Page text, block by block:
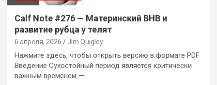
Calf Note #276 — Материнский BHB и
развитие рубца у телят
6 апреля, 2026 Jim Quigley
Нажмите здесь, чтобы открыть версию в формате PDF
Введение Сухостойный период является критически
важным временем —…